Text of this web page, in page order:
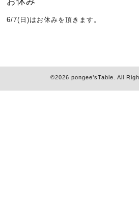
6/7(日)はお休みを頂きます。
©2026 pongee’sTable . All